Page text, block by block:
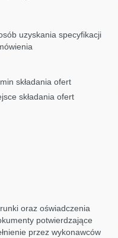
uzyskania specyfikacji
składania ofert
składania ofert
oraz oświadczenia
potwierdzające
przez wykonawców